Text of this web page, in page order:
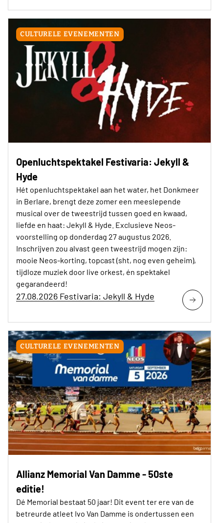
CULTURELE EVENEMENTEN
Openluchtspektakel Festivaria: Jekyll &
Hyde
Hét openluchtspektakel aan het water, het Donkmeer
in Berlare, brengt deze zomer een meeslepende
musical over de tweestrijd tussen goed en kwaad,
liefde en haat: Jekyll & Hyde. Exclusieve Neos-
voorstelling op donderdag 27 augustus 2026.
Inschrijven zou alvast geen tweestrijd mogen zijn:
mooie Neos-korting, topcast (sht, nog even geheim),
tijdloze muziek door live orkest, én spektakel
gegarandeerd!
27.08.2026 Festivaria: Jekyll & Hyde
CULTURELE EVENEMENTEN
Allianz Memorial Van Damme - 50ste
editie!
Dé Memorial bestaat 50 jaar! Dit event ter ere van de
betreurde atleet Ivo Van Damme is ondertussen een